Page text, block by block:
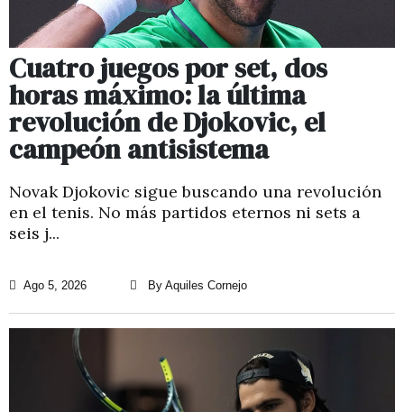
Cuatro juegos por set, dos
horas máximo: la última
revolución de Djokovic, el
campeón antisistema
Novak Djokovic sigue buscando una revolución
en el tenis. No más partidos eternos ni sets a
seis j...
Ago 5, 2026 By Aquiles Cornejo